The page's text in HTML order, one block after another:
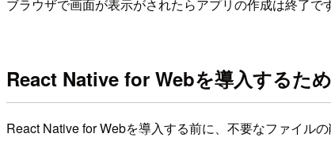
ブラウザで画面が表示がされたらアプリの作成は終了で
React Native for Webを導入するた
React Native for Webを導入する前に、不要なファイル